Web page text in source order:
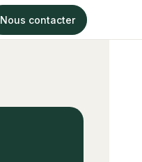
Nous contacter